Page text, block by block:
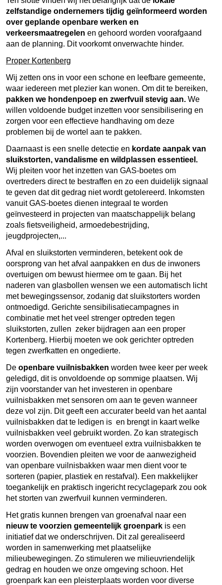
zelfstandige ondernemers tijdig geïnformeerd worden
over geplande openbare werken en
verkeersmaatregelen en gehoord worden voorafgaand
aan de planning. Dit voorkomt onverwachte hinder.
Proper Kortenberg
Wij zetten ons in voor een schone en leefbare gemeente,
waar iedereen met plezier kan wonen. Om dit te bereiken,
pakken we hondenpoep en zwerfvuil stevig aan. We
willen voldoende budget inzetten voor sensibilisering en
zorgen voor een effectieve handhaving om deze
problemen bij de wortel aan te pakken.
Daarnaast is een snelle detectie en kordate aanpak van
sluikstorten, vandalisme en wildplassen essentieel.
Wij pleiten voor het inzetten van GAS-boetes om
overtreders direct te bestraffen en zo een duidelijk signaal
te geven dat dit gedrag niet wordt getolereerd. Inkomsten
vanuit GAS-boetes dienen integraal te worden
geïnvesteerd in projecten van maatschappelijk belang
zoals fietsveiligheid, armoedebestrijding,
jeugdprojecten,...
Afval en sluikstorten verminderen, betekent ook de
oorsprong van het afval aanpakken en dus de inwoners
overtuigen om bewust hiermee om te gaan. Bij het
naderen van glasbollen wensen we een automatisch licht
met bewegingssensor, zodanig dat sluikstorters worden
ontmoedigd. Gerichte sensibilisatiecampagnes in
combinatie met het veel strenger optreden tegen
sluikstorten, zullen zeker bijdragen aan een proper
Kortenberg. Hierbij moeten we ook gerichter optreden
tegen zwerfkatten en ongedierte.
De openbare vuilnisbakken worden twee keer per week
geledigd, dit is onvoldoende op sommige plaatsen. Wij
zijn voorstander van het investeren in openbare
vuilnisbakken met sensoren om aan te geven wanneer
deze vol zijn. Dit geeft een accurater beeld van het aantal
vuilnisbakken dat te ledigen is en brengt in kaart welke
vuilnisbakken veel gebruikt worden. Zo kan strategisch
worden overwogen om eventueel extra vuilnisbakken te
voorzien. Bovendien pleiten we voor de aanwezigheid
van openbare vuilnisbakken waar men dient voor te
sorteren (papier, plastiek en restafval). Een makkelijker
toegankelijk en praktisch ingericht recyclagepark zou ook
het storten van zwerfvuil kunnen verminderen.
Het gratis kunnen brengen van groenafval naar een
nieuw te voorzien gemeentelijk groenpark is een
initiatief dat we onderschrijven. Dit zal gerealiseerd
worden in samenwerking met plaatselijke
milieubewegingen. Zo stimuleren we milieuvriendelijk
gedrag en houden we onze omgeving schoon. Het
groenpark kan een pleisterplaats worden voor diverse